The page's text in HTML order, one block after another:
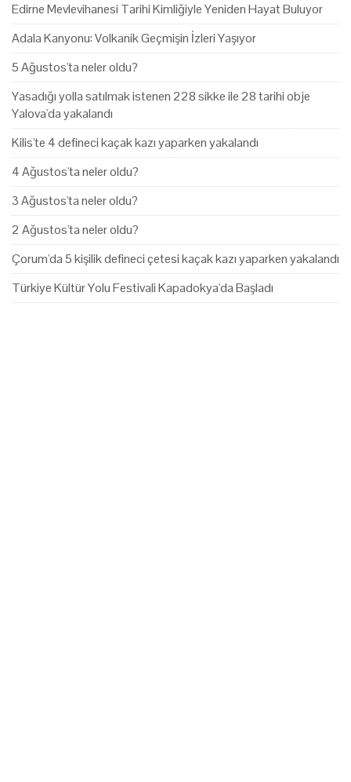
Edirne Mevlevihanesi Tarihi Kimliğiyle Yeniden Hayat Buluyor
Adala Kanyonu: Volkanik Geçmişin İzleri Yaşıyor
5 Ağustos'ta neler oldu?
Yasadığı yolla satılmak istenen 228 sikke ile 28 tarihi obje
Yalova'da yakalandı
Kilis'te 4 defineci kaçak kazı yaparken yakalandı
4 Ağustos'ta neler oldu?
3 Ağustos'ta neler oldu?
2 Ağustos'ta neler oldu?
Çorum'da 5 kişilik defineci çetesi kaçak kazı yaparken yakalandı
Türkiye Kültür Yolu Festivali Kapadokya'da Başladı